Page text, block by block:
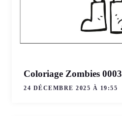
Coloriage Zombies 0003
24 DÉCEMBRE 2025 À 19:55